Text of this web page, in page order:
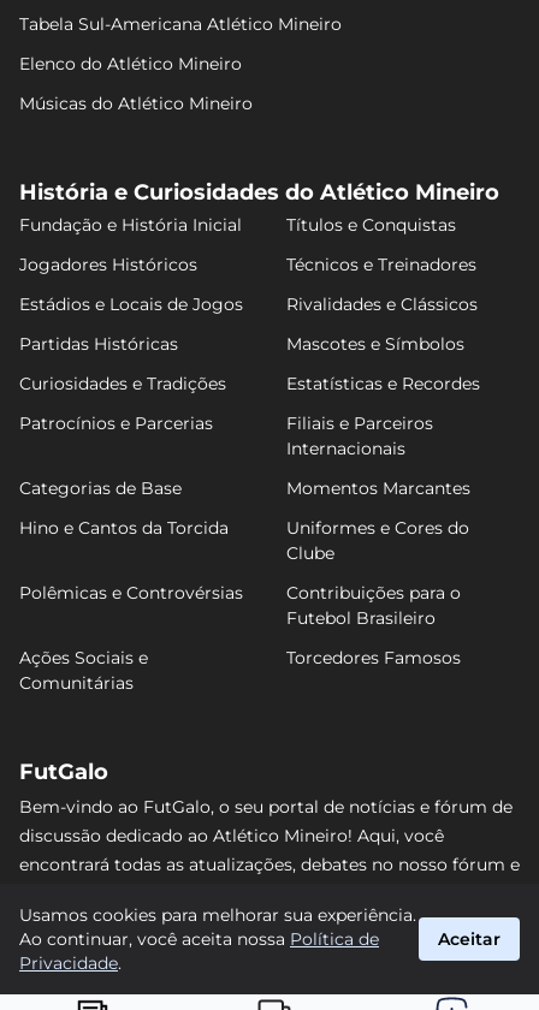
Tabela Sul-Americana Atlético Mineiro
Elenco do Atlético Mineiro
Músicas do Atlético Mineiro
História e Curiosidades do Atlético Mineiro
Fundação e História Inicial
Títulos e Conquistas
Jogadores Históricos
Técnicos e Treinadores
Estádios e Locais de Jogos
Rivalidades e Clássicos
Partidas Históricas
Mascotes e Símbolos
Curiosidades e Tradições
Estatísticas e Recordes
Patrocínios e Parcerias
Filiais e Parceiros
Internacionais
Categorias de Base
Momentos Marcantes
Hino e Cantos da Torcida
Uniformes e Cores do
Clube
Polêmicas e Controvérsias
Contribuições para o
Futebol Brasileiro
Ações Sociais e
Comunitárias
Torcedores Famosos
FutGalo
Bem-vindo ao FutGalo, o seu portal de notícias e fórum de
discussão dedicado ao Atlético Mineiro! Aqui, você
encontrará todas as atualizações, debates no nosso fórum e
e junte-se à comunidade alvinegra mais vibrante da
internet! #AtléticoMineiro #FutGalo
Usamos cookies para melhorar sua experiência.
Ao continuar, você aceita nossa Política de
Privacidade.
Aceitar